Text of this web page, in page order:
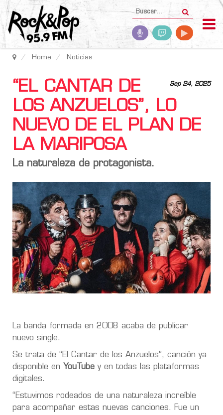
Home Noticias
Sep 24, 2025
“EL CANTAR DE
LOS ANZUELOS”, LO
NUEVO DE EL PLAN DE
LA MARIPOSA
La naturaleza de protagonista.
La banda formada en 2008 acaba de publicar
nuevo single.
Se trata de “El Cantar de los Anzuelos”, canción ya
disponible en YouTube y en todas las plataformas
digitales.
“Estuvimos rodeados de una naturaleza increíble
para acompañar estas nuevas canciones. Fue un